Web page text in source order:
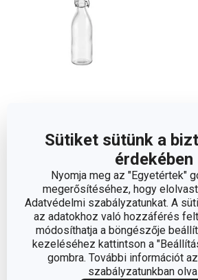
Sütiket sütünk a
érdekében
Nyomja meg az "Egyetértek"
megerősítéséhez, hogy
Adatvédelmi szabályzatunkat. A
az adatokhoz való hozzáférés
módosíthatja a böngészője
kezeléséhez kattintson a
gombra. További információt
szabályzatunkban
DELLA CASA csatos
üvegpalack 500 ml
1 960 Ft
Elérhető a webáruházban
12 márkaboltban elérhető
Kosárba
2
Elérhető
12